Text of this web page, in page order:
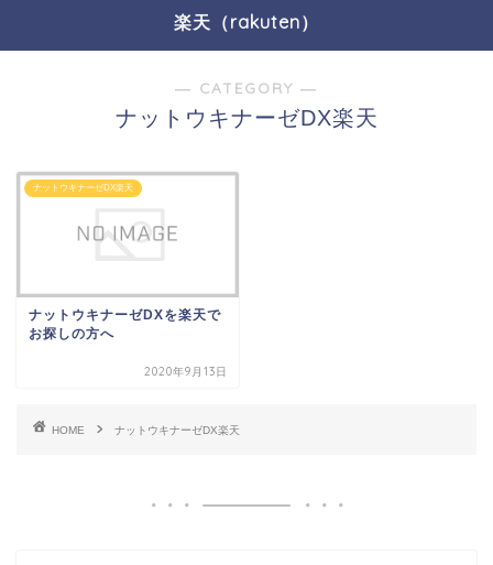
楽天（rakuten）
― CATEGORY ―
ナットウキナーゼDX楽天
ナットウキナーゼDX楽天
ナットウキナーゼDXを楽天で
お探しの方へ
2020年9月13日
HOME ナットウキナーゼDX楽天